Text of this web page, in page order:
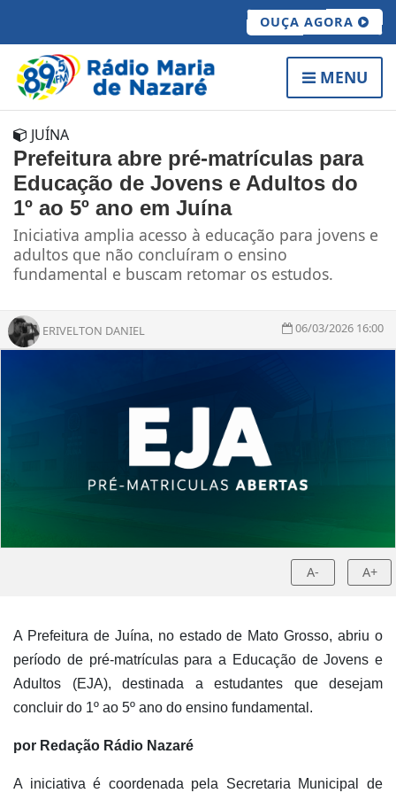
OUÇA AGORA
MENU
JUÍNA
Prefeitura abre pré-matrículas para
Educação de Jovens e Adultos do
1º ao 5º ano em Juína
Iniciativa amplia acesso à educação para jovens e
adultos que não concluíram o ensino
fundamental e buscam retomar os estudos.
ERIVELTON DANIEL 06/03/2026 16:00
A- A+
A Prefeitura de Juína, no estado de Mato Grosso, abriu o
período de pré-matrículas para a Educação de Jovens e
Adultos (EJA), destinada a estudantes que desejam
concluir do 1º ao 5º ano do ensino fundamental.
por Redação Rádio Nazaré
A iniciativa é coordenada pela Secretaria Municipal de